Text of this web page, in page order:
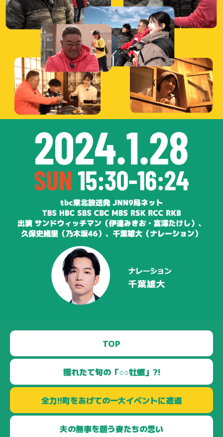
TOP
獲れたて旬の「○○牡蠣」?!
全力!!町をあげての一大イベントに遭遇
夫の無事を願う妻たちの思い